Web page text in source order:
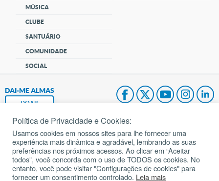
MÚSICA
CLUBE
SANTUÁRIO
COMUNIDADE
SOCIAL
DAI-ME ALMAS
DOAR
Fundação João Paulo II
Pedido de Oração
Mapa do site
Política de Privacidade e Cookies:
Usamos cookies em nossos sites para lhe fornecer uma
experiência mais dinâmica e agradável, lembrando as suas
preferências nos próximos acessos. Ao clicar em “Aceitar
todos”, você concorda com o uso de TODOS os cookies. No
entanto, você pode visitar "Configurações de cookies" para
fornecer um consentimento controlado. Leia mais